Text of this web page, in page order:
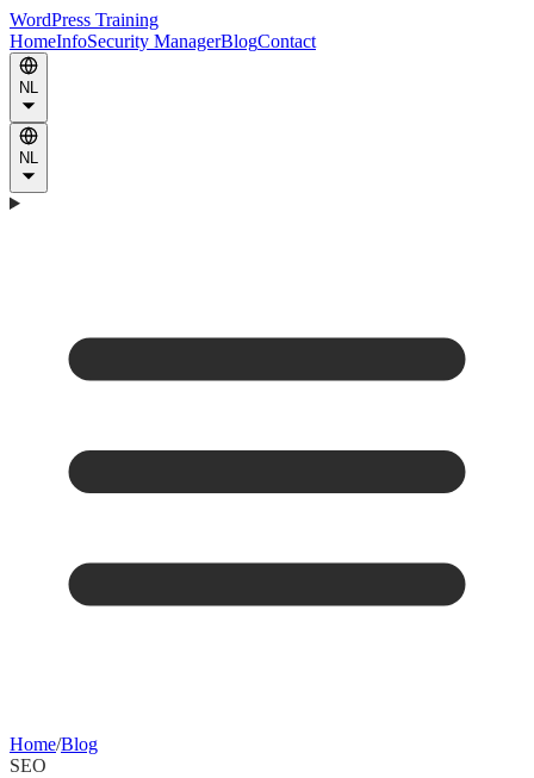
WordPress Training
HomeInfoSecurity ManagerBlogContact
NL
NL
Home/Blog
SEO